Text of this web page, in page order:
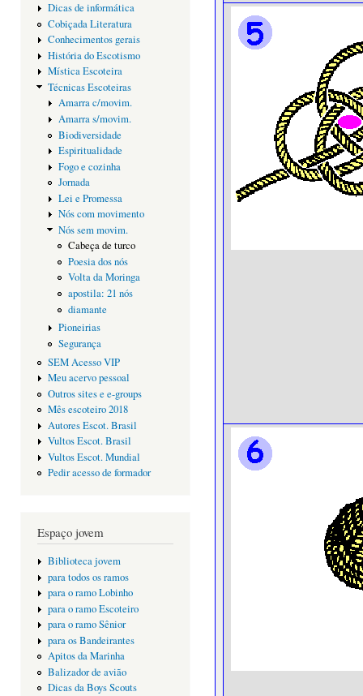
Dicas de informática
Cobiçada Literatura
Conhecimentos gerais
História do Escotismo
Mística Escoteira
Técnicas Escoteiras
Amarra c/movim.
Amarra s/movim.
Biodiversidade
Espiritualidade
Fogo e cozinha
Jornada
Lei e Promessa
Nós com movimento
Nós sem movim.
Cabeça de turco
Poesia dos nós
Volta da Moringa
apostila: 21 nós
diamante
Pioneirias
Segurança
SEM Acesso VIP
Meu acervo pessoal
Outros sites e e-groups
Mês escoteiro 2018
Autores Escot. Brasil
Vultos Escot. Brasil
Vultos Escot. Mundial
Pedir acesso de formador
Espaço jovem
Biblioteca jovem
para todos os ramos
para o ramo Lobinho
para o ramo Escoteiro
para o ramo Sênior
para os Bandeirantes
Apitos da Marinha
Balizador de avião
Dicas da Boys Scouts